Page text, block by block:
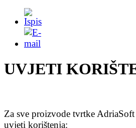
UVJETI
Za sve proizvode tvrtke
uvjeti korištenja: